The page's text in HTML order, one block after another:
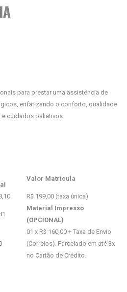
para prestar uma assistência de
enfatizando o conforto, qualidade
e cuidados paliativos.
Valor Matrícula
R$ 199,00 (taxa única)
Material Impresso
(OPCIONAL)
01 x R$ 160,00 + Taxa de Envio
(Correios). Parcelado em até 3x
no Cartão de Crédito.